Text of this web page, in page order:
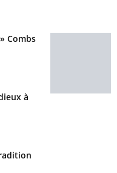
Combs
à